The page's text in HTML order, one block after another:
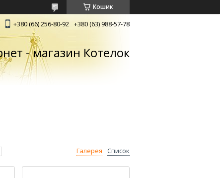
Кошик
+380 (66) 256-80-92 +380 (63) 988-57-78
- магазин Котелок
Галерея Список